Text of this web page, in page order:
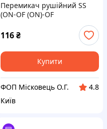
Перемикач рушійний SS
(ON-OF (ON)-OF
116₴
Купити
ФОП Місковець О.Г.
4.8
Київ